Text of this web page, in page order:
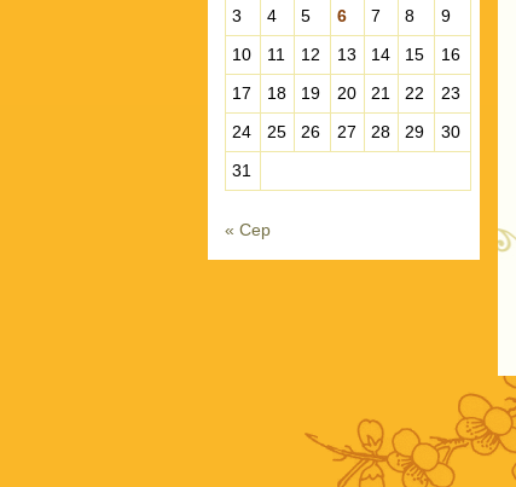
3
4 5 6 7 8
9
10
11 12 13 14 15
16
17
18 19 20 21 22
23
24
25 26 27 28 29
30
31
« Сер